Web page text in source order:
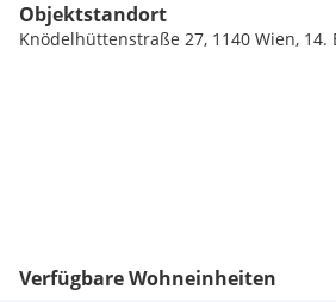
Objektstandort
Knödelhüttenstraße 27, 1140 Wien, 14.
Verfügbare Wohneinheiten